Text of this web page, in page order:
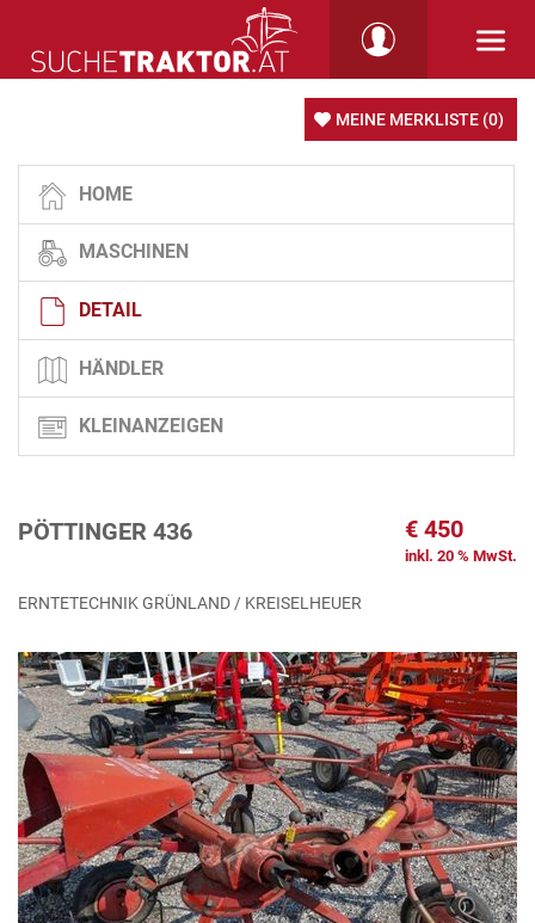
MEINE MERKLISTE (0)
HOME
MASCHINEN
DETAIL
HÄNDLER
KLEINANZEIGEN
PÖTTINGER 436 € 450
inkl. 20 % MwSt.
ERNTETECHNIK GRÜNLAND / KREISELHEUER